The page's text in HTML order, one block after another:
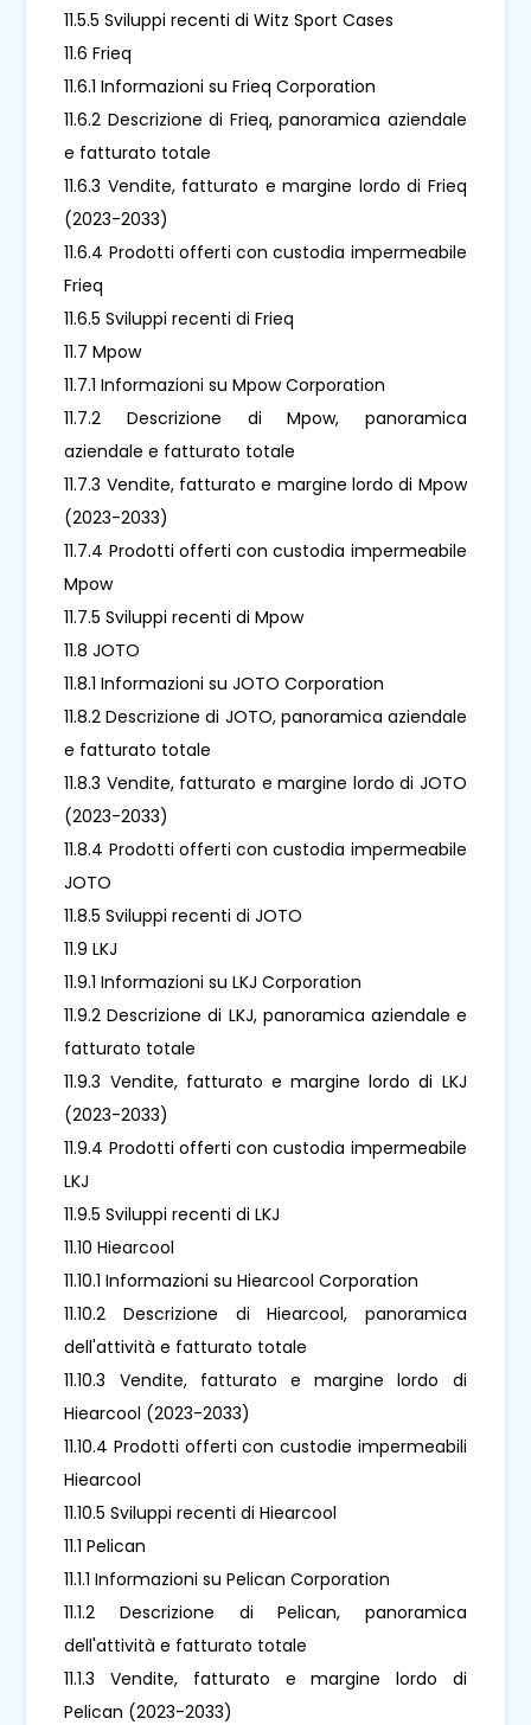
11.5.5 Sviluppi recenti di Witz Sport Cases
11.6 Frieq
11.6.1 Informazioni su Frieq Corporation
11.6.2 Descrizione di Frieq, panoramica aziendale
e fatturato totale
11.6.3 Vendite, fatturato e margine lordo di Frieq
(2023-2033)
11.6.4 Prodotti offerti con custodia impermeabile
Frieq
11.6.5 Sviluppi recenti di Frieq
11.7 Mpow
11.7.1 Informazioni su Mpow Corporation
11.7.2 Descrizione di Mpow, panoramica
aziendale e fatturato totale
11.7.3 Vendite, fatturato e margine lordo di Mpow
(2023-2033)
11.7.4 Prodotti offerti con custodia impermeabile
Mpow
11.7.5 Sviluppi recenti di Mpow
11.8 JOTO
11.8.1 Informazioni su JOTO Corporation
11.8.2 Descrizione di JOTO, panoramica aziendale
e fatturato totale
11.8.3 Vendite, fatturato e margine lordo di JOTO
(2023-2033)
11.8.4 Prodotti offerti con custodia impermeabile
JOTO
11.8.5 Sviluppi recenti di JOTO
11.9 LKJ
11.9.1 Informazioni su LKJ Corporation
11.9.2 Descrizione di LKJ, panoramica aziendale e
fatturato totale
11.9.3 Vendite, fatturato e margine lordo di LKJ
(2023-2033)
11.9.4 Prodotti offerti con custodia impermeabile
LKJ
11.9.5 Sviluppi recenti di LKJ
11.10 Hiearcool
11.10.1 Informazioni su Hiearcool Corporation
11.10.2 Descrizione di Hiearcool, panoramica
dell'attività e fatturato totale
11.10.3 Vendite, fatturato e margine lordo di
Hiearcool (2023-2033)
11.10.4 Prodotti offerti con custodie impermeabili
Hiearcool
11.10.5 Sviluppi recenti di Hiearcool
11.1 Pelican
11.1.1 Informazioni su Pelican Corporation
11.1.2 Descrizione di Pelican, panoramica
dell'attività e fatturato totale
11.1.3 Vendite, fatturato e margine lordo di
Pelican (2023-2033)